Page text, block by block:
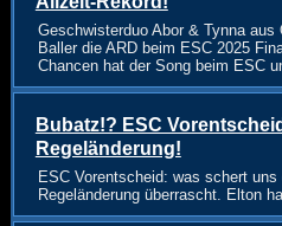
Geschwisterduo Abor & Tynna
Baller die ARD beim ESC 2025
Chancen hat der Song beim ESC
Bubatz!? ESC
Regeländerung!
ESC Vorentscheid: was schert
Regeländerung überrascht. Elton